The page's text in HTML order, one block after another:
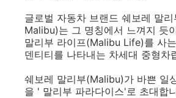
글로벌 자동차 브랜드 쉐보레 말
Malibu)는 그 명칭에서 느껴지 듯
말리부 라이프(Malibu Life)를 사
덴티티를 나타내는 차세대 중형차
쉐보레 말리부(Malibu)가 바쁜 일
을 ' 말리부 파라다이스'로 초대합